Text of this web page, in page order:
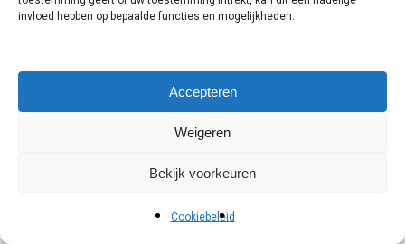
invloed hebben op bepaalde functies en mogelijkheden.
Accepteren
Weigeren
Bekijk voorkeuren
Cookiebeleid
Veel ervaring in retail - vindt het belangrijk dat de jeugd
- gaat voor het behouden van het dorpse karakter